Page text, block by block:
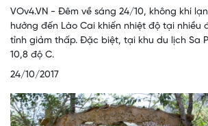
VOv4.VN - Đêm về sáng 24/10, không khí
hưởng đến Lào Cai khiến nhiệt độ tại nhiều
tỉnh giảm thấp. Đặc biệt, tại khu du lịch Sa
10,8 độ C.
24/10/2017